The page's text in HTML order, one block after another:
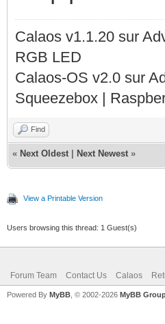
Calaos v1.1.20 sur
RGB LED
Calaos-OS v2.0 sur
Squeezebox |
Find
« Next Oldest Next Newest »
View a Printable Version
Users browsing this thread: 1 Guest(s)
Forum Team Contact Us Calaos
Powered By MyBB , © 2002-2026 MyBB